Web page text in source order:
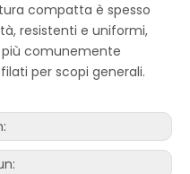
compatta è spesso
resistenti e uniformi,
comunemente
per scopi generali.